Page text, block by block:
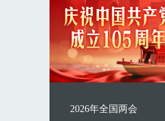
2026年全国两会